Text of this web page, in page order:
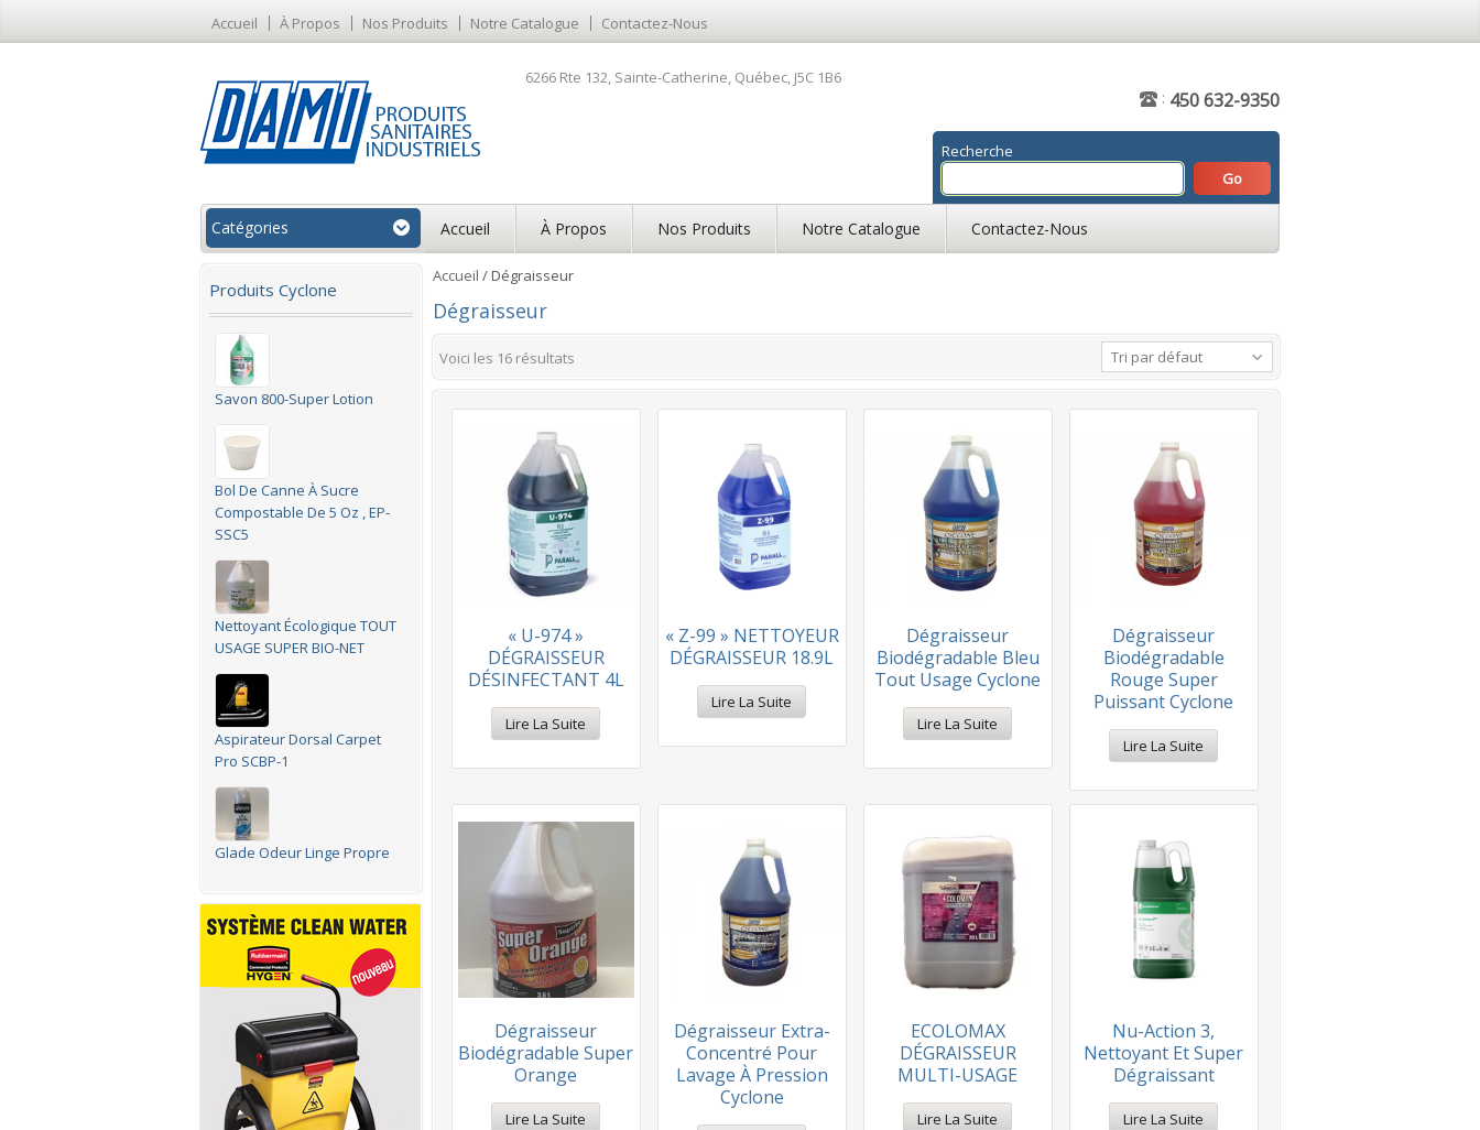
Accueil À Propos Nos Produits Notre Catalogue Contactez-Nous
6266 Rte 132, Sainte-Catherine, Québec, J5C 1B6
: 450 632-9350
Recherche
Catégories Accueil À Propos Nos Produits Notre Catalogue Contactez-Nous
Accueil / Dégraisseur
Dégraisseur
Tri par défaut
Voici les 16 résultats
« U-974 »
DÉGRAISSEUR
DÉSINFECTANT 4L
Lire La Suite
« Z-99 » NETTOYEUR
DÉGRAISSEUR 18.9L
Lire La Suite
Dégraisseur
Biodégradable Bleu
Tout Usage Cyclone
Lire La Suite
Dégraisseur
Biodégradable
Rouge Super
Puissant Cyclone
Lire La Suite
Dégraisseur
Biodégradable Super
Orange
Lire La Suite
Dégraisseur Extra-
Concentré Pour
Lavage À Pression
Cyclone
ECOLOMAX
DÉGRAISSEUR
MULTI-USAGE
Lire La Suite
Nu-Action 3,
Nettoyant Et Super
Dégraissant
Lire La Suite
Produits Cyclone
Savon 800-Super Lotion
Bol De Canne À Sucre
Compostable De 5 Oz , EP-
SSC5
Nettoyant Écologique TOUT
USAGE SUPER BIO-NET
Aspirateur Dorsal Carpet
Pro SCBP-1
Glade Odeur Linge Propre